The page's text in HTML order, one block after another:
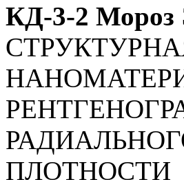
КД-3-2
ПЛОТНОСТИ